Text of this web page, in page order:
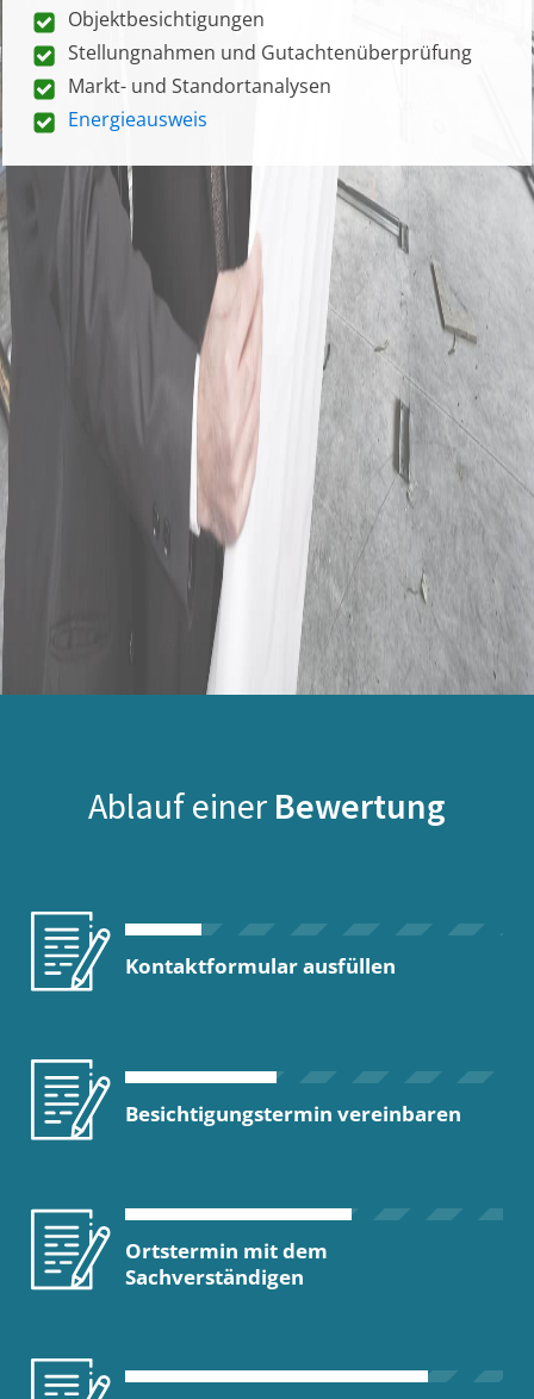
Objektbesichtigungen
Stellungnahmen und Gutachtenüberprüfung
Markt- und Standortanalysen
Energieausweis
Ablauf einer Bewertung
Kontaktformular ausfüllen
Besichtigungstermin vereinbaren
Ortstermin mit dem
Sachverständigen